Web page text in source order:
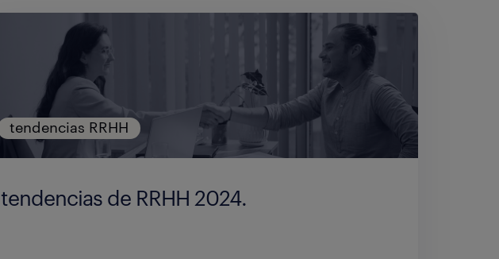
tendencias RRHH
tendencias de RRHH 2024.